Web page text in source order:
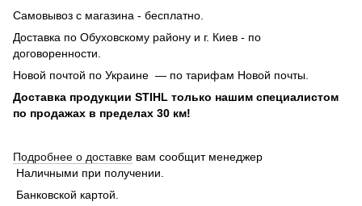
Самовывоз с магазина - бесплатно.
Доставка по Обуховскому району и г. Киев - по
договоренности.
Новой почтой по Украине — по тарифам Новой почты.
Доставка продукции STIHL только нашим специалистом
по продажах в пределах 30 км!
Подробнее о доставке вам сообщит менеджер
Наличными при получении.
Банковской картой.